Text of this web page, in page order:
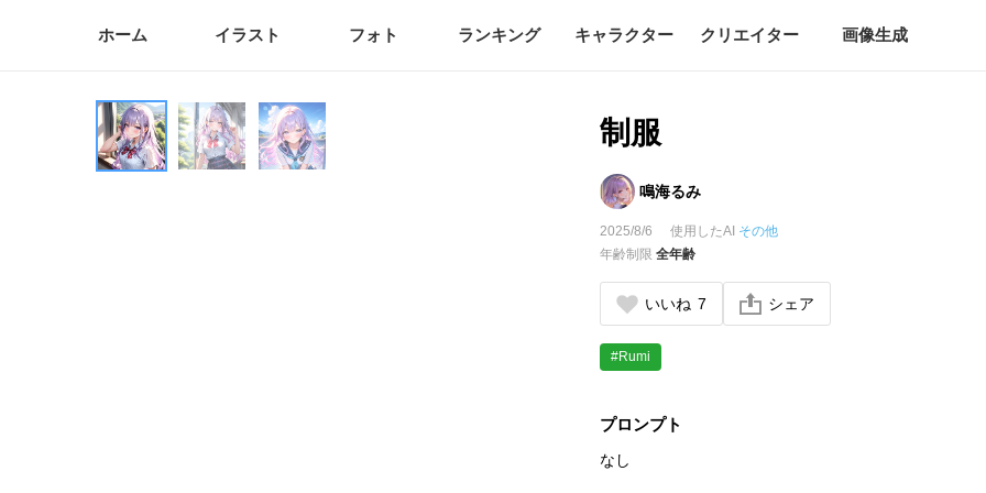
ホーム イラスト フォト ランキング キャラクター クリエイター 画像生成
制服
鳴海るみ
2025/8/6 使用したAI その他
年齢制限全年齢
いいね 7 シェア
#Rumi
プロンプト
なし